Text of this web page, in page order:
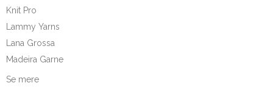
Knit Pro
Lammy Yarns
Lana Grossa
Madeira Garne
Se mere